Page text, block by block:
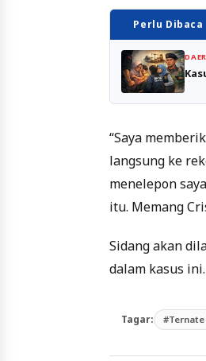
Perlu Dibaca
“Saya
langsung ke
menelepon
itu. Memang
Sidang akan
dalam kasus ini.
Tagar: